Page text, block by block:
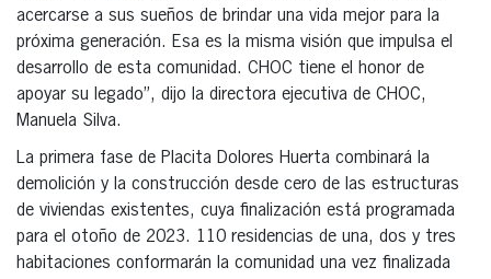
acercarse a sus sueños de brindar una vida mejor para la
próxima generación. Esa es la misma visión que impulsa el
desarrollo de esta comunidad. CHOC tiene el honor de
apoyar su legado”, dijo la directora ejecutiva de CHOC,
Manuela Silva.
La primera fase de Placita Dolores Huerta combinará la
demolición y la construcción desde cero de las estructuras
de viviendas existentes, cuya finalización está programada
para el otoño de 2023. 110 residencias de una, dos y tres
habitaciones conformarán la comunidad una vez finalizada